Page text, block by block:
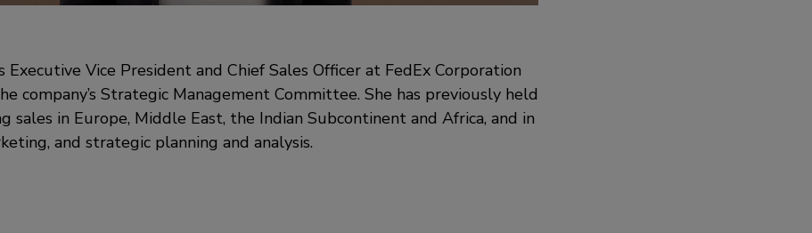
Executive Vice President and Chief Sales Officer at FedEx Corporation
company’s Strategic Management Committee. She has previously held
sales in Europe, Middle East, the Indian Subcontinent and Africa, and in
and strategic planning and analysis.